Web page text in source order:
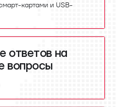
картами и USB-
ответов на
вопросы